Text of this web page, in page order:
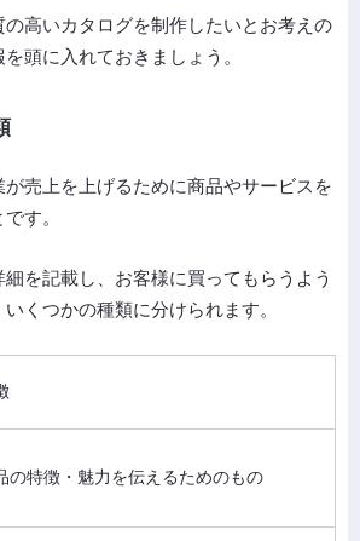
高いカタログを制作したいとお考えの
頭に入れておきましょう。
が売上を上げるために商品やサービスを
す。
を記載し、お客様に買ってもらうよう
くつかの種類に分けられます。
の特徴・魅力を伝えるためのもの